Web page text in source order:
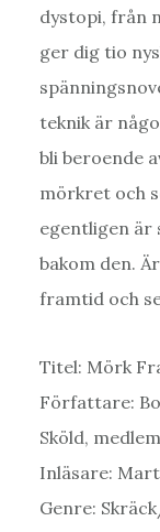
dystopi, från
ger dig tio
teknik är
bli beroende
mörkret och
egentligen är
bakom den.
framtid och
Titel: Mörk
Författare:
Sköld,
Inläsare:
Genre: